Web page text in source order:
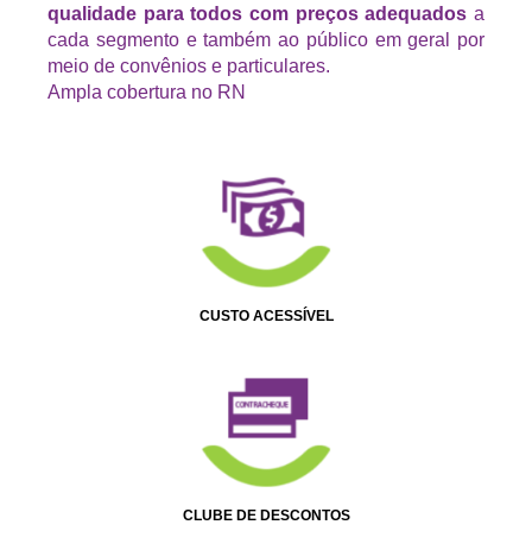
qualidade para todos com preços adequados a
cada segmento e também ao público em geral por
meio de convênios e particulares.
Ampla cobertura no RN
CUSTO ACESSÍVEL
CLUBE DE DESCONTOS